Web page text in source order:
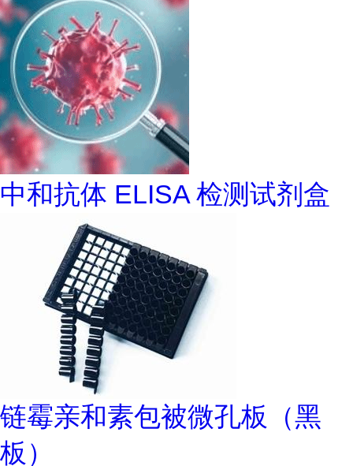
中和抗体 ELISA 检测试剂盒
链霉亲和素包被微孔板（黑
板）